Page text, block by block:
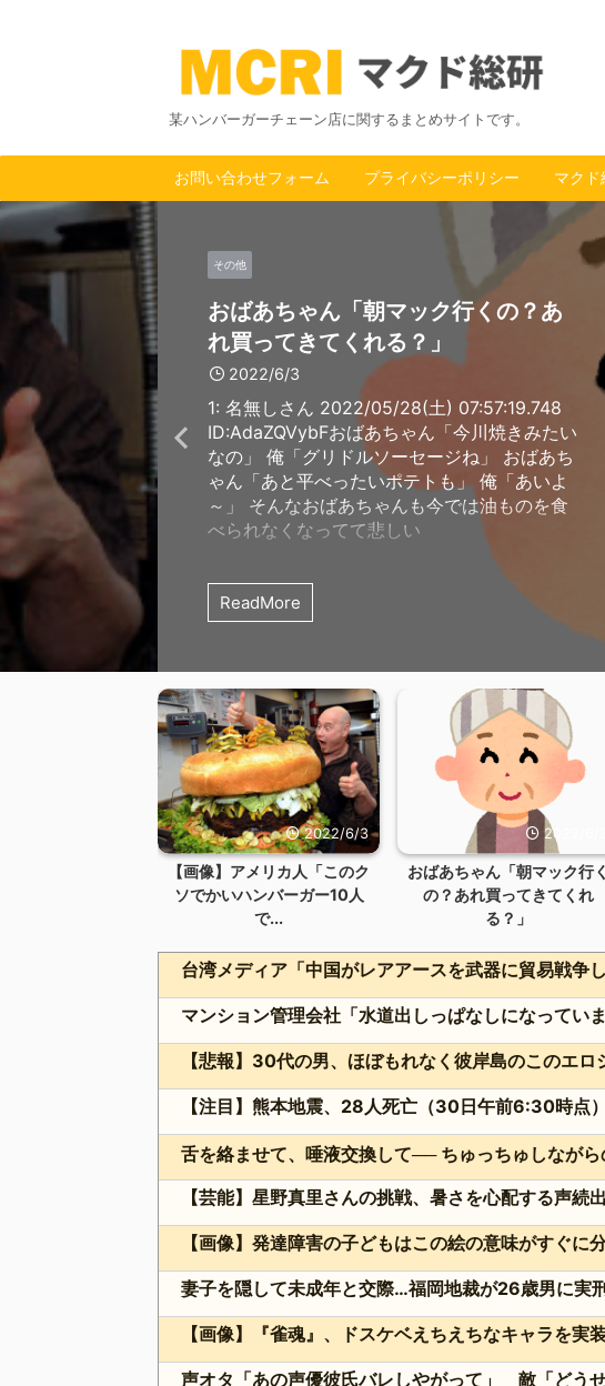
某ハンバーガーチェーン店に関するまとめサイトです。
お問い合わせフォーム プライバシーポリシー マクド
その他
おばあちゃん「朝マック行くの？あ
れ買ってきてくれる？」
2022/6/3
1: 名無しさん 2022/05/28(土) 07:57:19.748
ID:AdaZQVybFおばあちゃん「今川焼きみたい
なの」 俺「グリドルソーセージね」 おばあち
ゃん「あと平べったいポテトも」 俺「あいよ
～」 そんなおばあちゃんも今では油ものを食
べられなくなってて悲しい
ReadMore
2022/6/3
【画像】アメリカ人「このク
ソでかいハンバーガー10人
で...
2022/6/3
おばあちゃん「朝マック行く
の？あれ買ってきてくれ
る？」
台湾メディア「中国がレアアースを武器に貿易戦争
【注目】熊本地震、28人死亡（30日午前6:30時点）
【芸能】星野真里さんの挑戦、暑さを心配する声続
【画像】発達障害の子どもはこの絵の意味がすぐに
【画像】『雀魂』、ドスケベえちえちなキャラを実